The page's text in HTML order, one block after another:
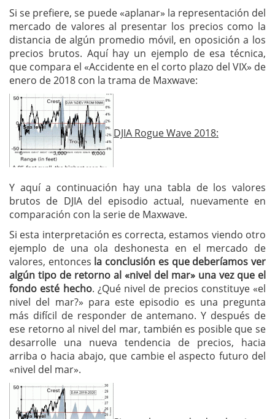
Si se prefiere, se puede «aplanar» la representación del
mercado de valores al presentar los precios como la
distancia de algún promedio móvil, en oposición a los
precios brutos. Aquí hay un ejemplo de esa técnica,
que compara el «Accidente en el corto plazo del VIX» de
enero de 2018 con la trama de Maxwave:
DJIA Rogue Wave 2018:
Y aquí a continuación hay una tabla de los valores
brutos de DJIA del episodio actual, nuevamente en
comparación con la serie de Maxwave.
Si esta interpretación es correcta, estamos viendo otro
ejemplo de una ola deshonesta en el mercado de
valores, entonces la conclusión es que deberíamos ver
algún tipo de retorno al «nivel del mar» una vez que el
fondo esté hecho. ¿Qué nivel de precios constituye «el
nivel del mar?» para este episodio es una pregunta
más difícil de responder de antemano. Y después de
ese retorno al nivel del mar, también es posible que se
desarrolle una nueva tendencia de precios, hacia
arriba o hacia abajo, que cambie el aspecto futuro del
«nivel del mar».